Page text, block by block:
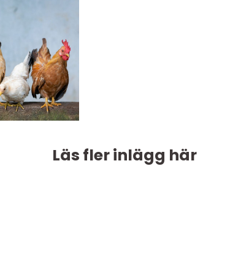
Läs fler inlägg här